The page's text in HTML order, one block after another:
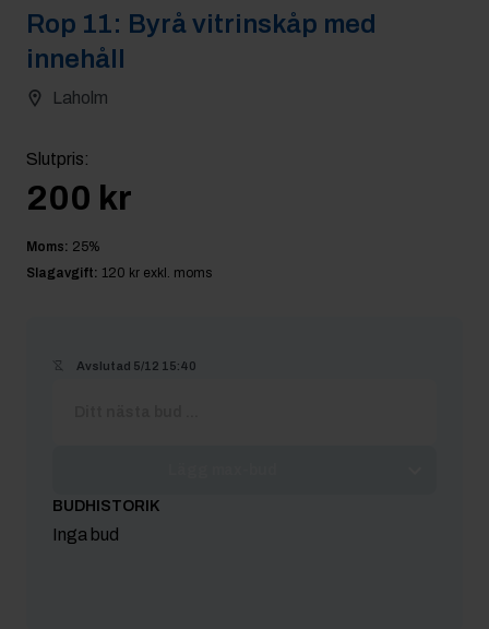
Rop 11: Byrå vitrinskåp med
innehåll
Laholm
Slutpris:
200 kr
Moms: 25%
Slagavgift: 120 kr exkl. moms
Avslutad 5/12 15:40
BUDHISTORIK
Inga bud